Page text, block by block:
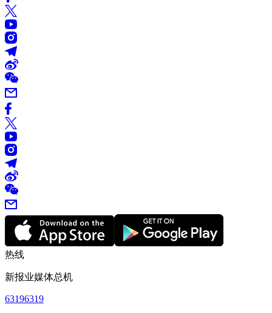
热线
新报业媒体总机
63196319